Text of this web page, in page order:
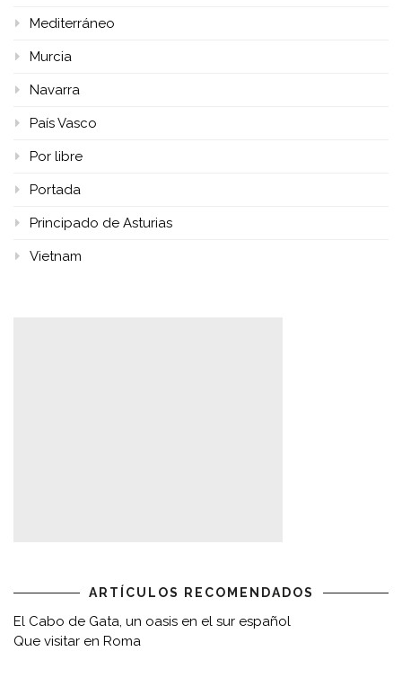
Mediterráneo
Murcia
Navarra
País Vasco
Por libre
Portada
Principado de Asturias
Vietnam
ARTÍCULOS RECOMENDADOS
El Cabo de Gata, un oasis en el sur español
Que visitar en Roma